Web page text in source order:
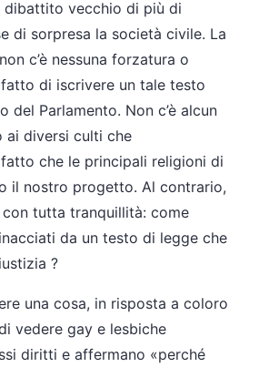
dibattito vecchio di più di
di sorpresa la società civile. La
c’è nessuna forzatura o
di iscrivere un tale testo
del Parlamento. Non c’è alcun
diversi culti che
che le principali religioni di
il nostro progetto. Al contrario,
tutta tranquillità: come
da un testo di legge che
?
una cosa, in risposta a coloro
vedere gay e lesbiche
diritti e affermano «perché